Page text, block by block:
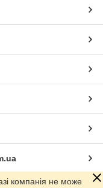
компанія не може